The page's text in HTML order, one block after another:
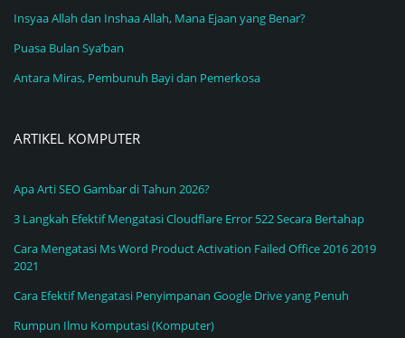
Insyaa Allah dan Inshaa Allah, Mana Ejaan yang Benar?
Puasa Bulan Sya’ban
Antara Miras, Pembunuh Bayi dan Pemerkosa
ARTIKEL KOMPUTER
Apa Arti SEO Gambar di Tahun 2026?
3 Langkah Efektif Mengatasi Cloudflare Error 522 Secara Bertahap
Cara Mengatasi Ms Word Product Activation Failed Office 2016 2019
2021
Cara Efektif Mengatasi Penyimpanan Google Drive yang Penuh
Rumpun Ilmu Komputasi (Komputer)